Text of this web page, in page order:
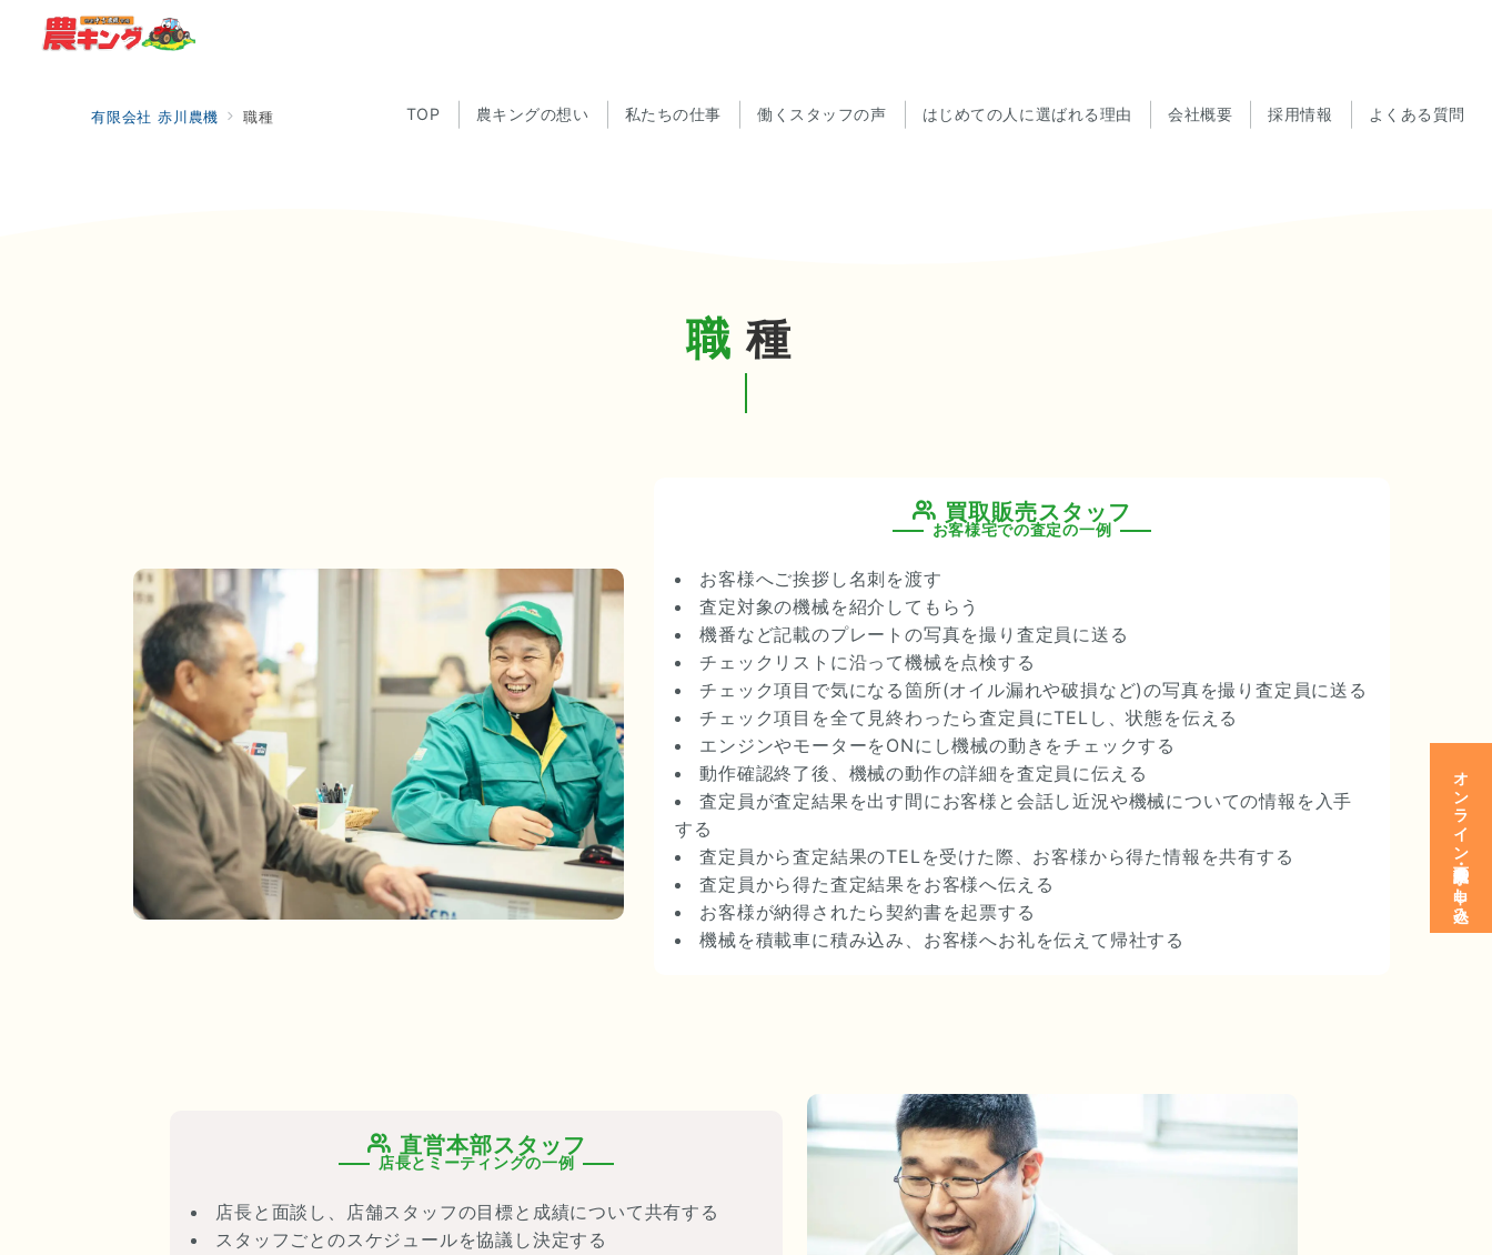
TOP 農キングの想い 私たちの仕事 働くスタッフの声 はじめての人に選ばれる理由 会社概要 採用情報 よくある質問
有限会社 赤川農機 職種
職種
買取販売スタッフ
お客様宅での査定の一例
お客様へご挨拶し名刺を渡す
査定対象の機械を紹介してもらう
機番など記載のプレートの写真を撮り査定員に送る
チェックリストに沿って機械を点検する
チェック項目で気になる箇所(オイル漏れや破損など)の写真を撮り査定員に送る
チェック項目を全て見終わったら査定員にTELし、状態を伝える
エンジンやモーターをONにし機械の動きをチェックする
動作確認終了後、機械の動作の詳細を査定員に伝える
査定員が査定結果を出す間にお客様と会話し近況や機械についての情報を入手
する
査定員から査定結果のTELを受けた際、お客様から得た情報を共有する
査定員から得た査定結果をお客様へ伝える
お客様が納得されたら契約書を起票する
機械を積載車に積み込み、お客様へお礼を伝えて帰社する
直営本部スタッフ
店長とミーティングの一例
店長と面談し、店舗スタッフの目標と成績について共有する
スタッフごとのスケジュールを協議し決定する
オンライン面談・見学の申し込み